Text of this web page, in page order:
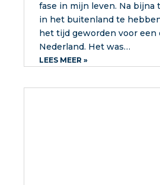
fase in mijn leven. Na bijna
in het buitenland te
het tijd geworden voor een
Nederland. Het was…
LEES MEER »